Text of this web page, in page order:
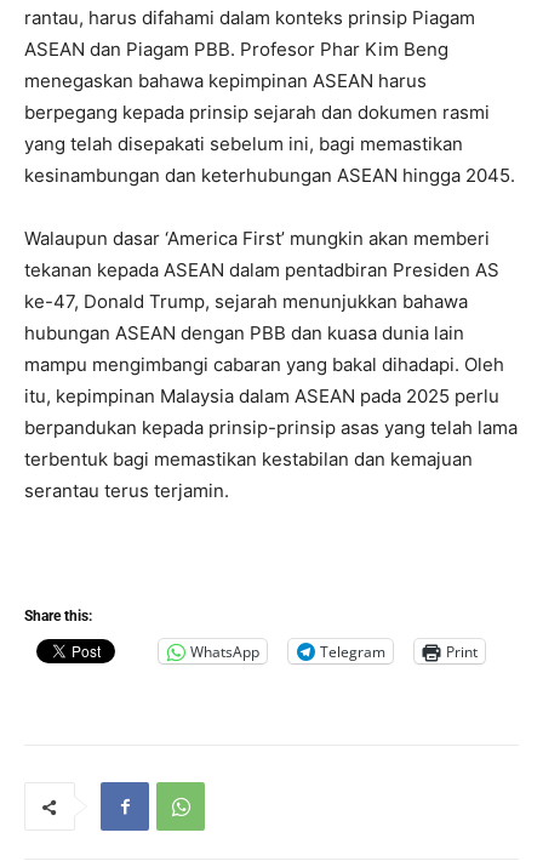
rantau, harus difahami dalam konteks prinsip Piagam
ASEAN dan Piagam PBB. Profesor Phar Kim Beng
menegaskan bahawa kepimpinan ASEAN harus
berpegang kepada prinsip sejarah dan dokumen rasmi
yang telah disepakati sebelum ini, bagi memastikan
kesinambungan dan keterhubungan ASEAN hingga 2045.
Walaupun dasar ‘America First’ mungkin akan memberi
tekanan kepada ASEAN dalam pentadbiran Presiden AS
ke-47, Donald Trump, sejarah menunjukkan bahawa
hubungan ASEAN dengan PBB dan kuasa dunia lain
mampu mengimbangi cabaran yang bakal dihadapi. Oleh
itu, kepimpinan Malaysia dalam ASEAN pada 2025 perlu
berpandukan kepada prinsip-prinsip asas yang telah lama
terbentuk bagi memastikan kestabilan dan kemajuan
serantau terus terjamin.
Share this:
WhatsApp Telegram Print